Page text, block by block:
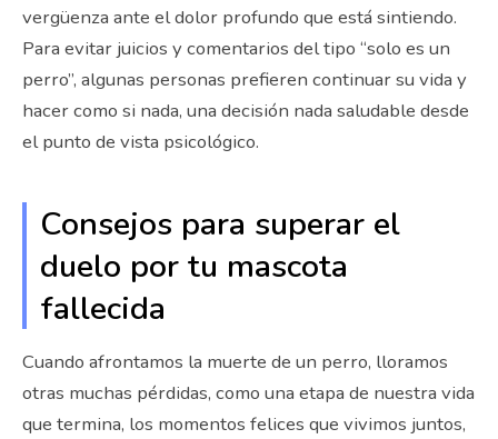
vergüenza ante el dolor profundo que está sintiendo.
Para evitar juicios y comentarios del tipo “solo es un
perro”, algunas personas prefieren continuar su vida y
hacer como si nada, una decisión nada saludable desde
el punto de vista psicológico.
Consejos para superar el
duelo por tu mascota
fallecida
Cuando afrontamos la muerte de un perro, lloramos
otras muchas pérdidas, como una etapa de nuestra vida
que termina, los momentos felices que vivimos juntos,